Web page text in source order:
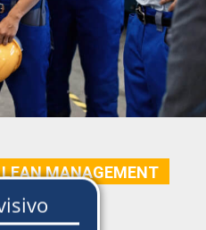
LEAN MANAGEMENT